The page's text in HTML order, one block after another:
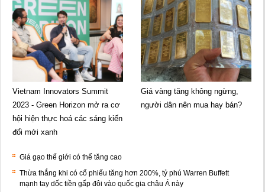
Vietnam Innovators Summit
2023 - Green Horizon mở ra cơ
hội hiện thực hoá các sáng kiến
đổi mới xanh
Giá vàng tăng không ngừng,
người dân nên mua hay bán?
Giá gạo thế giới có thể tăng cao
Thừa thắng khi có cổ phiếu tăng hơn 200%, tỷ phú Warren Buffett
mạnh tay dốc tiền gấp đôi vào quốc gia châu Á này